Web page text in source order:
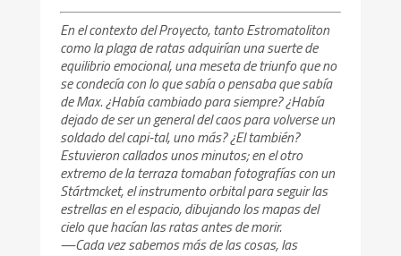
En el contexto del Proyecto, tanto Estromatoliton
como la plaga de ratas adquirían una suerte de
equilibrio emocional, una meseta de triunfo que no
se condecía con lo que sabía o pensaba que sabía
de Max. ¿Había cambiado para siempre? ¿Había
dejado de ser un general del caos para volverse un
soldado del capi-tal, uno más? ¿El también?
Estuvieron callados unos minutos; en el otro
extremo de la terraza tomaban fotografías con un
Stártmcket, el instrumento orbital para seguir las
estrellas en el espacio, dibujando los mapas del
cielo que hacían las ratas antes de morir.
—Cada vez sabemos más de las cosas, las